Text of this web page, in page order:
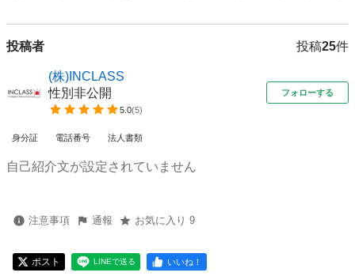
投稿者 投稿25件
(株)INCLASS
性別非公開
5.0(5)
フォローする
身分証 電話番号 法人書類
自己紹介文が設定されていません
注意事項 通報 お気に入り 9
ポスト LINEで送る いいね！